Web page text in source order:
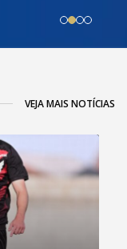
VEJA MAIS NOTÍCIAS